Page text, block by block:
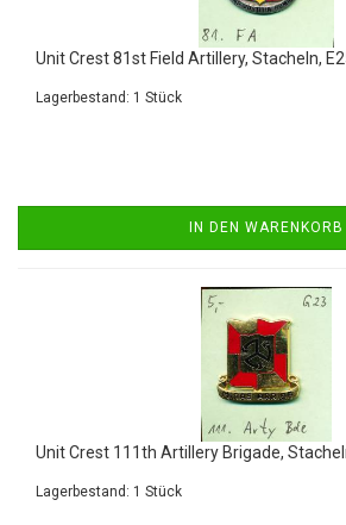
Unit Crest 81st Field Artillery, Stacheln,
Lagerbestand: 1 Stück
IN DEN WARENKORB
Unit Crest 111th Artillery Brigade,
Lagerbestand: 1 Stück